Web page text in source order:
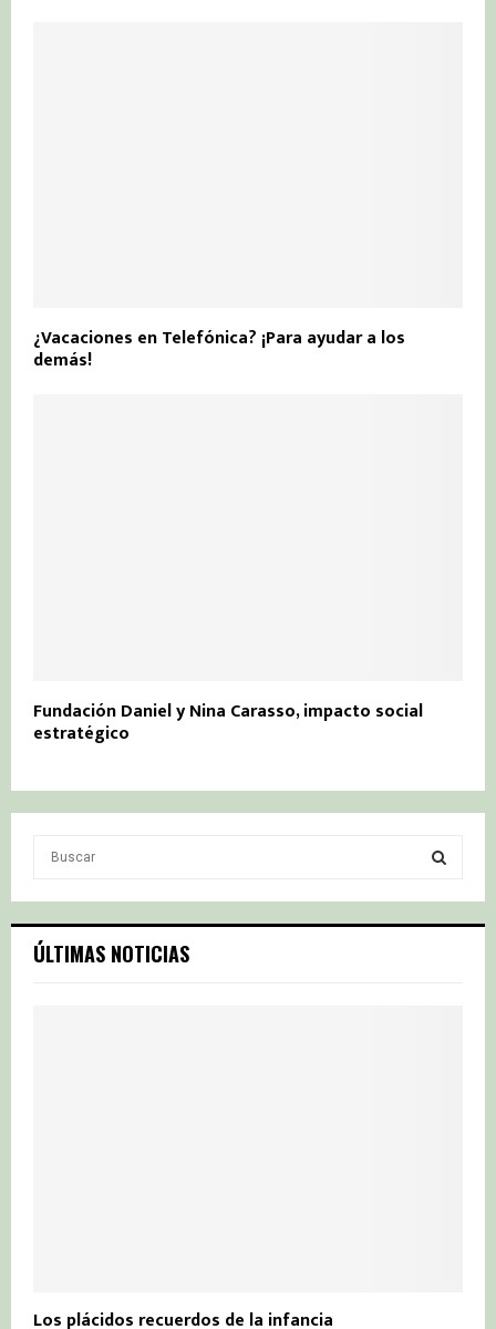
¿Vacaciones en Telefónica? ¡Para ayudar a los
demás!
Fundación Daniel y Nina Carasso, impacto social
estratégico
c
h
S
ÚLTIMAS NOTICIAS
Los plácidos recuerdos de la infancia